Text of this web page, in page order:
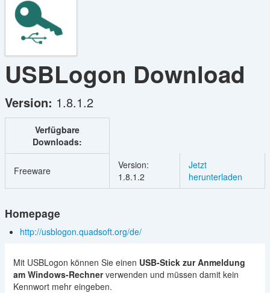
USBLogon Download
Version: 1.8.1.2
Verfügbare
Downloads:
Freeware
Version:
1.8.1.2
Jetzt
herunterladen
Homepage
http://usblogon.quadsoft.org/de/
Mit USBLogon können Sie einen USB-Stick zur Anmeldung
am Windows-Rechnerverwenden und müssen damit kein
Kennwort mehr eingeben.